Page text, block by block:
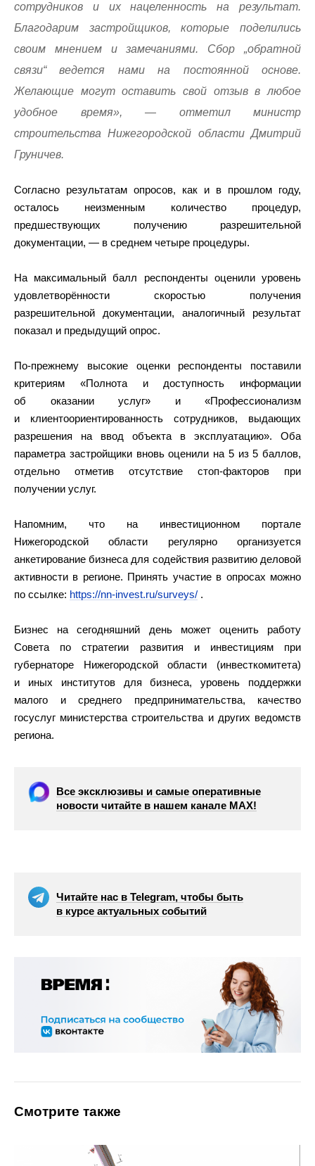
сотрудников и их нацеленность на результат.
Благодарим застройщиков, которые поделились
своим мнением и замечаниями. Сбор „обратной
связи“ ведется нами на постоянной основе.
Желающие могут оставить свой отзыв в любое
удобное время», — отметил министр
строительства Нижегородской области Дмитрий
Груничев.
Согласно результатам опросов, как и в прошлом году,
осталось неизменным количество процедур,
предшествующих получению разрешительной
документации, — в среднем четыре процедуры.
На максимальный балл респонденты оценили уровень
удовлетворённости скоростью получения
разрешительной документации, аналогичный результат
показал и предыдущий опрос.
По-прежнему высокие оценки респонденты поставили
критериям «Полнота и доступность информации
об оказании услуг» и «Профессионализм
и клиентоориентированность сотрудников, выдающих
разрешения на ввод объекта в эксплуатацию». Оба
параметра застройщики вновь оценили на 5 из 5 баллов,
отдельно отметив отсутствие стоп-факторов при
получении услуг.
Напомним, что на инвестиционном портале
Нижегородской области регулярно организуется
анкетирование бизнеса для содействия развитию деловой
активности в регионе. Принять участие в опросах можно
по ссылке: https://nn-invest.ru/surveys/ .
Бизнес на сегодняшний день может оценить работу
Совета по стратегии развития и инвестициям при
губернаторе Нижегородской области (инвесткомитета)
и иных институтов для бизнеса, уровень поддержки
малого и среднего предпринимательства, качество
госуслуг министерства строительства и других ведомств
региона.
Все эксклюзивы и самые оперативные
новости читайте в нашем канале МАХ!
Читайте нас в Telegram, чтобы быть
в курсе актуальных событий
Смотрите также